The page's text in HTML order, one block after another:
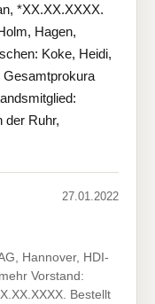
*XX.XX.XXXX.
Hagen,
Koke, Heidi,
der Ruhr,
27.01.2022
Hannover, HDI-
Vorstand:
Bestellt